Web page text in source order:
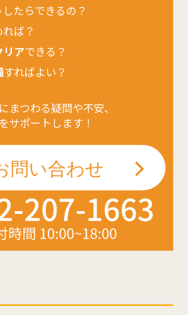
したらできるの？
ば？
リアできる？
すればよい？
まつわる疑問や不安、
サポートします！